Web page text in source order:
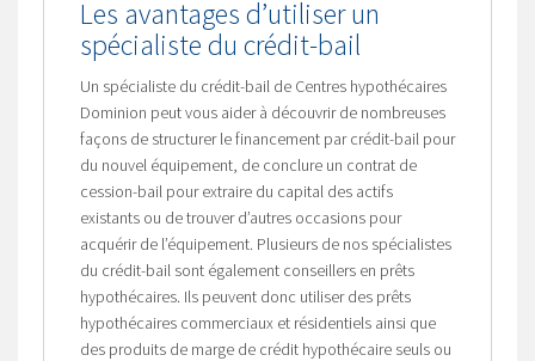
Les avantages d’utiliser un
spécialiste du crédit-bail
Un spécialiste du crédit-bail de Centres hypothécaires
Dominion peut vous aider à découvrir de nombreuses
façons de structurer le financement par crédit-bail pour
du nouvel équipement, de conclure un contrat de
cession-bail pour extraire du capital des actifs
existants ou de trouver d’autres occasions pour
acquérir de l’équipement. Plusieurs de nos spécialistes
du crédit-bail sont également conseillers en prêts
hypothécaires. Ils peuvent donc utiliser des prêts
hypothécaires commerciaux et résidentiels ainsi que
des produits de marge de crédit hypothécaire seuls ou